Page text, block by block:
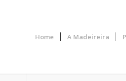
Home A Madeireira